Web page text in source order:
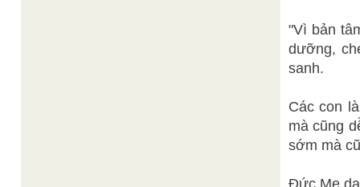
"Vì bản
dưỡng,
sanh.
Các con
mà cũng
sớm mà
Đức Mẹ